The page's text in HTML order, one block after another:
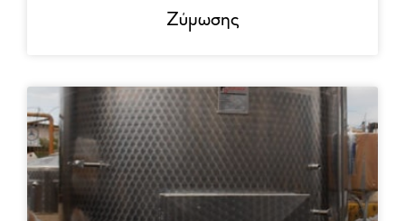
Ζύμωσης